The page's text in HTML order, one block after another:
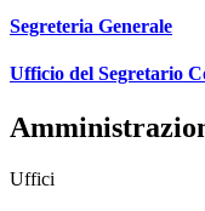
Segreteria Generale
Ufficio del Segretario
Uffici